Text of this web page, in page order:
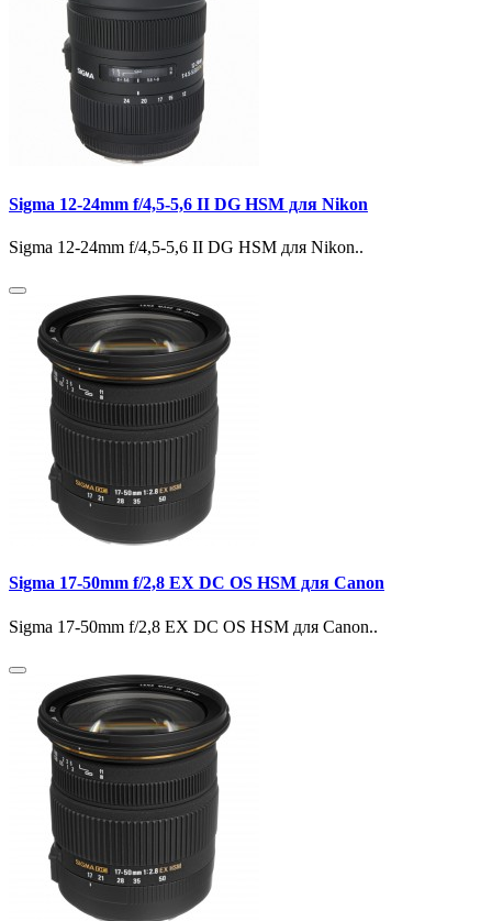
Sigma 12-24mm f/4,5-5,6 II DG HSM для Nikon
Sigma 12-24mm f/4,5-5,6 II DG HSM для Nikon..
Sigma 17-50mm f/2,8 EX DC OS HSM для Canon
Sigma 17-50mm f/2,8 EX DC OS HSM для Canon..